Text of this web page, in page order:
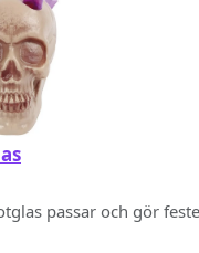
passar och gör